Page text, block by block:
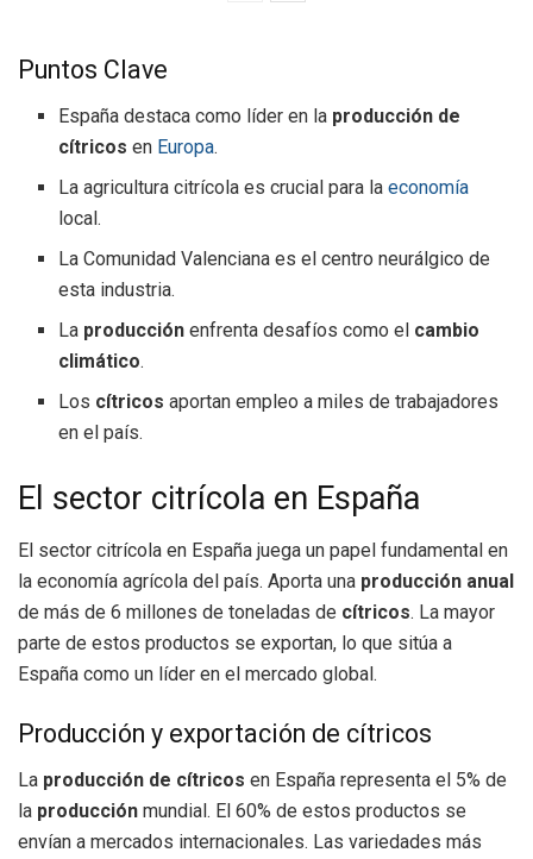
Puntos Clave
España destaca como líder en la producción de
cítricos en Europa.
La agricultura citrícola es crucial para laeconomía
local.
La Comunidad Valenciana es el centro neurálgico de
esta industria.
La producción enfrenta desafíos como el cambio
climático.
Los cítricos aportan empleo a miles de trabajadores
en el país.
El sector citrícola en España
El sector citrícola en España juega un papel fundamental en
la economía agrícola del país. Aporta una producción anual
de más de 6 millones de toneladas de cítricos. La mayor
parte de estos productos se exportan, lo que sitúa a
España como un líder en el mercado global.
Producción y exportación de cítricos
La producción de cítricos en España representa el 5% de
la producción mundial. El 60% de estos productos se
envían a mercados internacionales. Las variedades más